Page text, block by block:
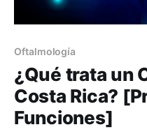
Oftalmología
¿Qué trata un
Costa Rica?
Funciones]